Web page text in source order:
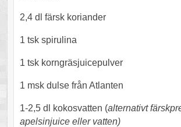
2,4 dl färsk koriander
1 tsk spirulina
1 tsk korngräsjuicepulver
1 msk dulse från Atlanten
1-2,5 dl kokosvatten (alternativt
apelsinjuice eller vatten)